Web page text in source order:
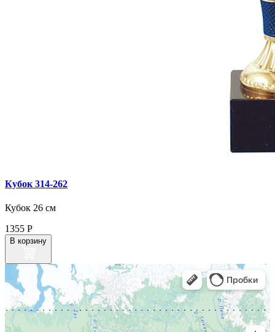
Кубок 314‑262
Кубок 26 см
1355 Р
В корзину